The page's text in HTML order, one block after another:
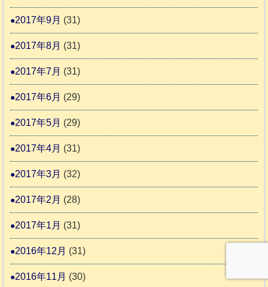
2017年9月 (31)
2017年8月 (31)
2017年7月 (31)
2017年6月 (29)
2017年5月 (29)
2017年4月 (31)
2017年3月 (32)
2017年2月 (28)
2017年1月 (31)
2016年12月 (31)
2016年11月 (30)